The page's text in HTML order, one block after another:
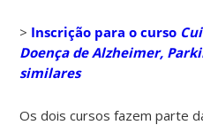
> Inscrição para o curso
Doença de Alzheimer,
similares
Os dois cursos fazem parte